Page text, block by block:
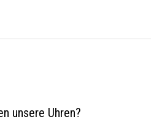
unsere Uhren?